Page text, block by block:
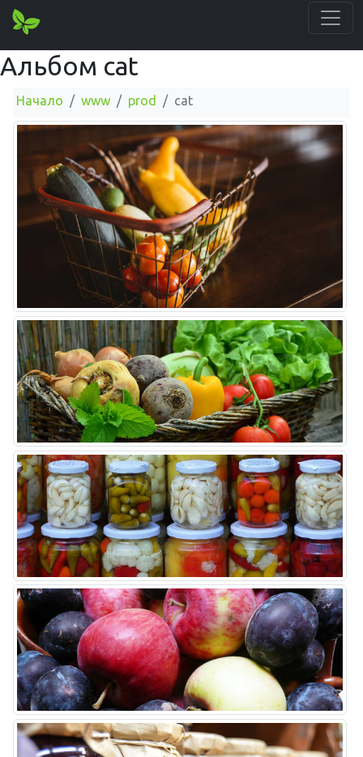
Альбом cat
Начало www prod cat